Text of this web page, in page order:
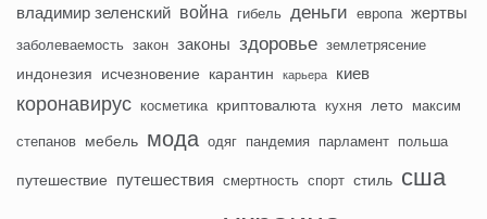
владимир зеленский война гибель деньги европа жертвы
заболеваемость закон законы здоровье землетрясение
индонезия исчезновение карантин карьера киев
коронавирус косметика криптовалюта кухня лето максим
степанов мебель мода одяг пандемия парламент польша
путешествие путешествия смертность спорт стиль сша